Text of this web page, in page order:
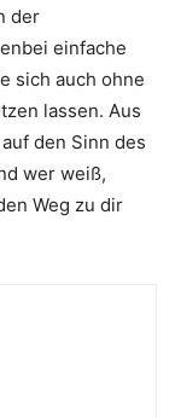
der
einfache
sich auch ohne
lassen. Aus
den Sinn des
wer weiß,
Weg zu dir